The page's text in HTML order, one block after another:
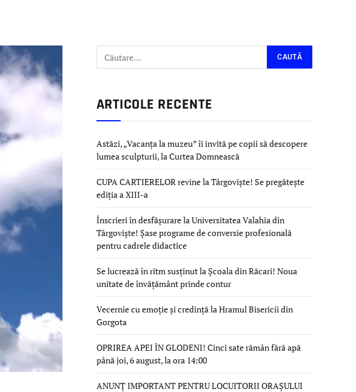
ARTICOLE RECENTE
Astăzi, „Vacanța la muzeu” îi invită pe copii să descopere
lumea sculpturii, la Curtea Domnească
CUPA CARTIERELOR revine la Târgoviște! Se pregătește
ediția a XIII-a
Înscrieri în desfășurare la Universitatea Valahia din
Târgoviște! Șase programe de conversie profesională
pentru cadrele didactice
Se lucrează în ritm susținut la Școala din Răcari! Noua
unitate de învățământ prinde contur
Vecernie cu emoție și credință la Hramul Bisericii din
Gorgota
OPRIREA APEI ÎN GLODENI! Cinci sate rămân fără apă
până joi, 6 august, la ora 14:00
ANUNȚ IMPORTANT PENTRU LOCUITORII ORAȘULUI